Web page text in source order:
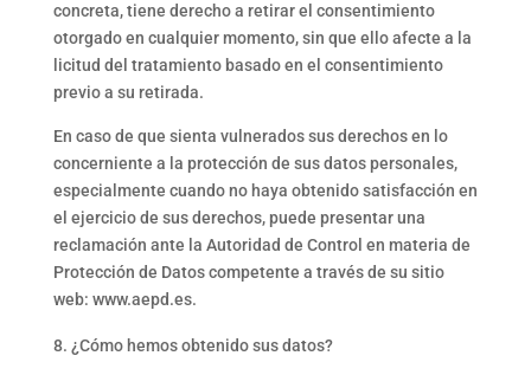
concreta, tiene derecho a retirar el consentimiento
otorgado en cualquier momento, sin que ello afecte a la
licitud del tratamiento basado en el consentimiento
previo a su retirada.
En caso de que sienta vulnerados sus derechos en lo
concerniente a la protección de sus datos personales,
especialmente cuando no haya obtenido satisfacción en
el ejercicio de sus derechos, puede presentar una
reclamación ante la Autoridad de Control en materia de
Protección de Datos competente a través de su sitio
web: www.aepd.es.
¿Cómo hemos obtenido sus datos?